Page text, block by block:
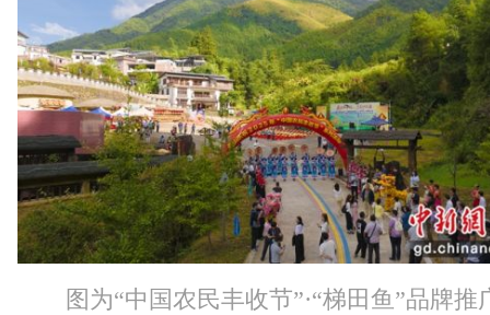
图为“中国农民丰收节”·“梯田鱼”品牌推